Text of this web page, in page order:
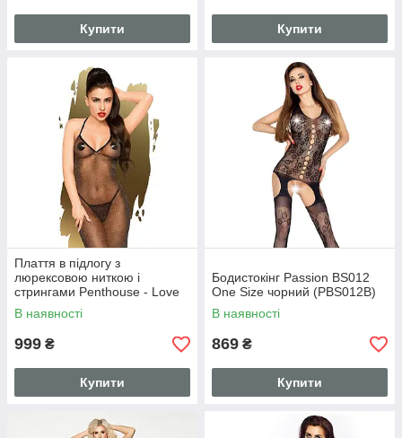
Купити Купити
Плаття в підлогу з
люрексовою ниткою і
стрингами Penthouse - Love
on Fire Black M/L
В наявності
999 ₴
Купити
Бодистокінг Passion BS012
One Size чорний (PBS012B)
В наявності
869 ₴
Купити